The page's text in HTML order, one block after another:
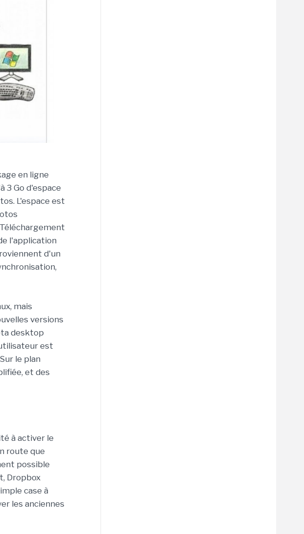
en ligne
3 Go d'espace
L'espace est
l'application
d'un
mais
versions
desktop
est
le plan
et des
à activer le
route que
possible
Dropbox
case à
les anciennes